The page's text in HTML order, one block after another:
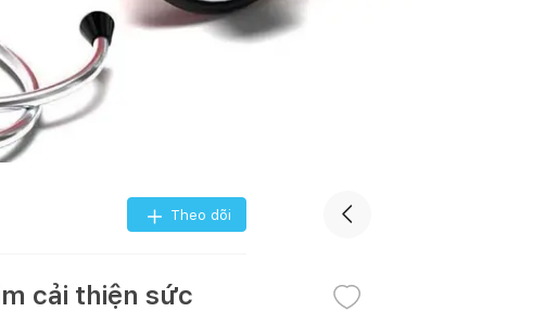
Theo dõi
cải thiện sức